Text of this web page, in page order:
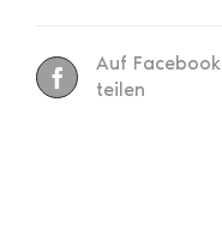
Auf Facebook
teilen